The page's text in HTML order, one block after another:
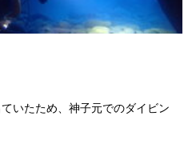
いたため、神子元でのダイビン